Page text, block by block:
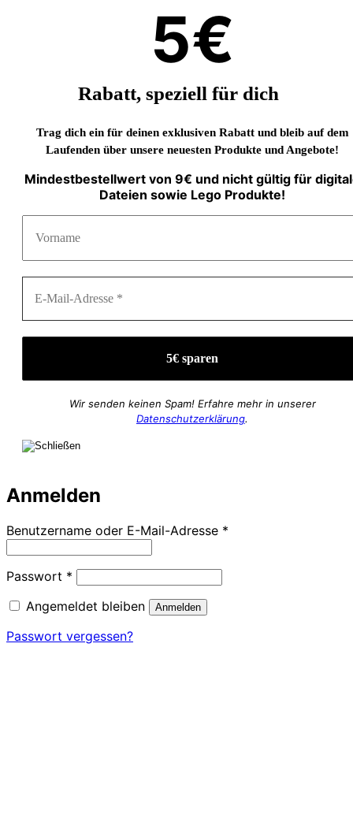
5€
Rabatt, speziell für dich
Trag dich ein für deinen exklusiven Rabatt und bleib auf dem
Laufenden über unsere neuesten Produkte und Angebote!
Mindestbestellwert von 9€ und nicht gültig für
Dateien sowie Lego Produkte!
Wir senden keinen Spam! Erfahre mehr in unserer
Datenschutzerklärung.
Anmelden
Benutzername oder E-Mail-Adresse *
Passwort * Erforderlich
Angemeldet bleiben
Anmelden
Passwort vergessen?